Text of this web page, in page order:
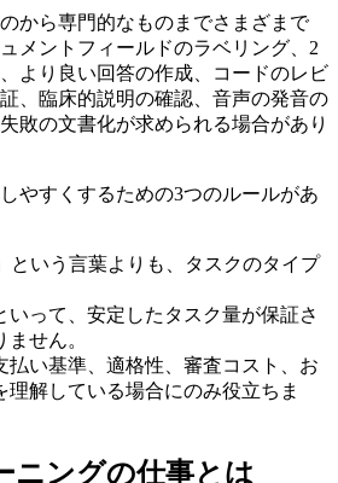
から専門的なものまでさまざまで
メントフィールドのラベリング、2
より良い回答の作成、コードのレビ
、臨床的説明の確認、音声の発音の
敗の文書化が求められる場合があり
やすくするための3つのルールがあ
という言葉よりも、タスクのタイプ
いって、安定したタスク量が保証さ
せん。
払い基準、適格性、審査コスト、お
理解している場合にのみ役立ちま
ニングの仕事とは